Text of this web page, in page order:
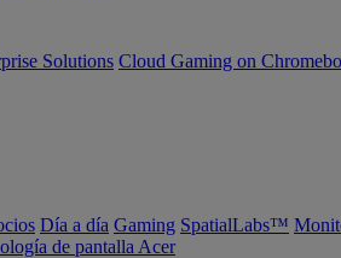
Solutions Cloud Gaming on
Día a día Gaming SpatialLabs™
de pantalla Acer